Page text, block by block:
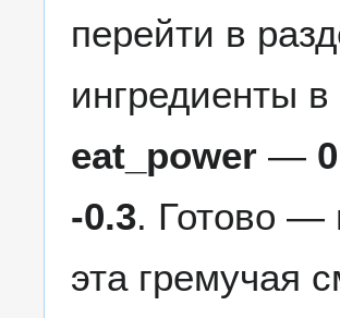
перейти в
ингредиенты
eat_power —
-0.3. Готово —
эта гремучая